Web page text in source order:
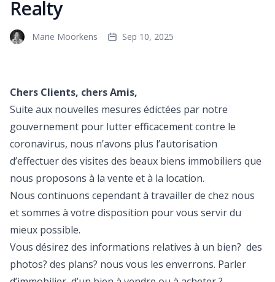
Realty
Marie Moorkens Sep 10, 2025
Chers Clients, chers Amis,
Suite aux nouvelles mesures édictées par notre
gouvernement pour lutter efficacement contre le
coronavirus, nous n’avons plus l’autorisation
d’effectuer des visites des beaux biens immobiliers que
nous proposons à la vente et à la location.
Nous continuons cependant à travailler de chez nous
et sommes à votre disposition pour vous servir du
mieux possible.
Vous désirez des informations relatives à un bien? des
photos? des plans? nous vous les enverrons. Parler